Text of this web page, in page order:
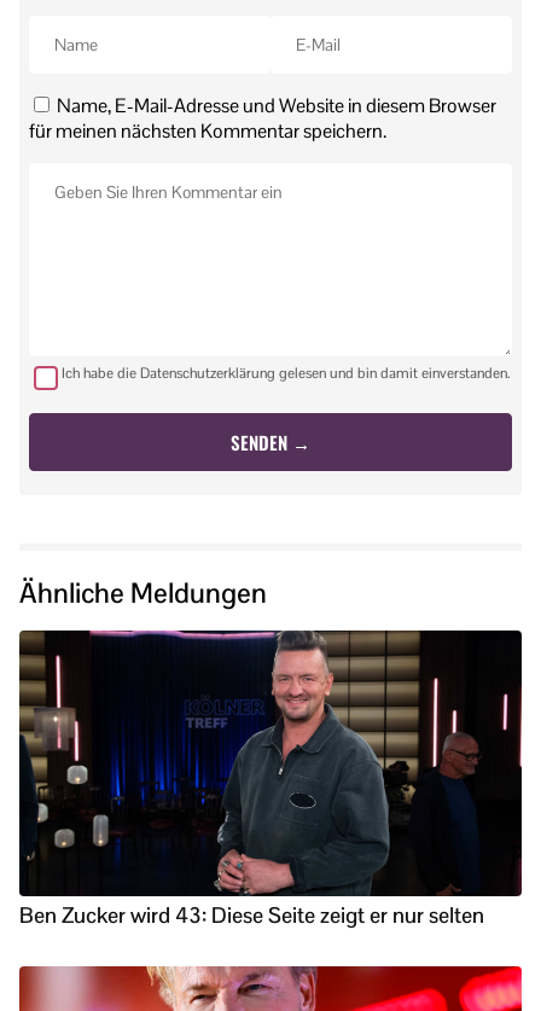
Name, E-Mail-Adresse und Website in diesem Browser
für meinen nächsten Kommentar speichern.
Ich habe die Datenschutzerklärung gelesen und bin damit einverstanden.
Ähnliche Meldungen
Ben Zucker wird 43: Diese Seite zeigt er nur selten